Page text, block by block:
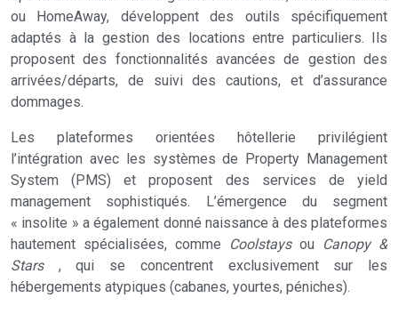
ou HomeAway, développent des outils spécifiquement
adaptés à la gestion des locations entre particuliers. Ils
proposent des fonctionnalités avancées de gestion des
arrivées/départs, de suivi des cautions, et d’assurance
dommages.
Les plateformes orientées hôtellerie privilégient
l’intégration avec les systèmes de Property Management
System (PMS) et proposent des services de yield
management sophistiqués. L’émergence du segment
« insolite » a également donné naissance à des plateformes
hautement spécialisées, comme
Coolstays ou
Canopy &
Stars , qui se concentrent exclusivement sur les
hébergements atypiques (cabanes, yourtes, péniches).